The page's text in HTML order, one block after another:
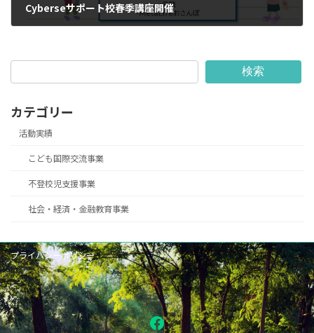
Cyberseサポート校春季講座開催
検索
カテゴリー
活動実績
こども国際交流事業
不登校児支援事業
社会・経済・金融教育事業
プライバシーポリシー
Facebook